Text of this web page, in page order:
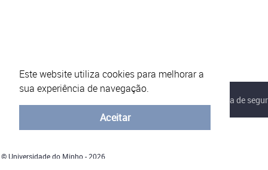
Este website utiliza cookies para melhorar a
sua experiência de navegação.
Aceitar
Política de
© Universidade do Minho - 2026